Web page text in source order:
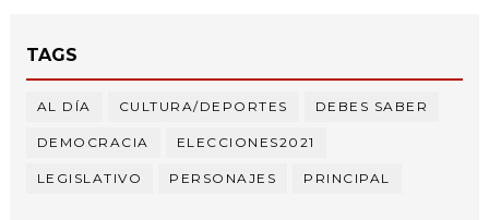
TAGS
AL DÍA CULTURA/DEPORTES DEBES SABER
DEMOCRACIA ELECCIONES2021
LEGISLATIVO PERSONAJES PRINCIPAL